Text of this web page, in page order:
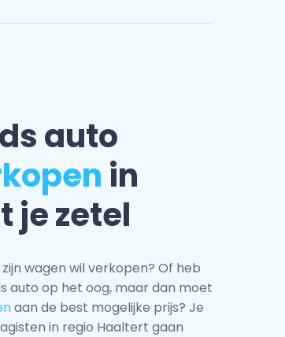
auto
in
je zetel
wagen wil verkopen? Of heb
auto op het oog, maar dan moet
aan de best mogelijke prijs? Je
in regio Haaltert gaan